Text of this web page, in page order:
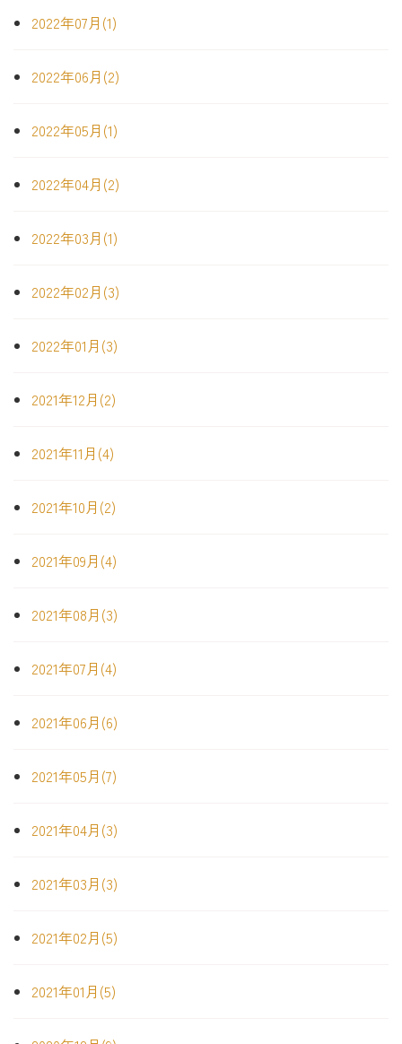
2022年07月(1)
2022年06月(2)
2022年05月(1)
2022年04月(2)
2022年03月(1)
2022年02月(3)
2022年01月(3)
2021年12月(2)
2021年11月(4)
2021年10月(2)
2021年09月(4)
2021年08月(3)
2021年07月(4)
2021年06月(6)
2021年05月(7)
2021年04月(3)
2021年03月(3)
2021年02月(5)
2021年01月(5)